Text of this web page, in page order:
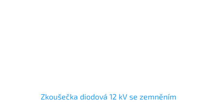
Zkoušečka diodová 12 kV se zemněním